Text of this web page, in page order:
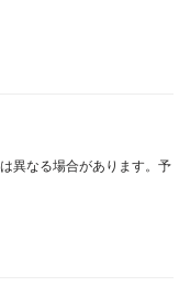
異なる場合があります。予